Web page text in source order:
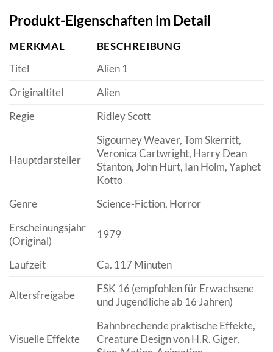
Produkt-Eigenschaften im Detail
MERKMAL
BESCHREIBUNG
Titel
Alien 1
Originaltitel
Alien
Regie
Ridley Scott
Hauptdarsteller
Sigourney Weaver, Tom Skerritt,
Veronica Cartwright, Harry Dean
Stanton, John Hurt, Ian Holm, Yaphet
Kotto
Genre
Science-Fiction, Horror
Erscheinungsjahr
(Original)
1979
Laufzeit Ca. 117 Minuten
Altersfreigabe
FSK 16 (empfohlen für Erwachsene
und Jugendliche ab 16 Jahren)
Visuelle Effekte
Bahnbrechende praktische Effekte,
Creature Design von H.R. Giger,